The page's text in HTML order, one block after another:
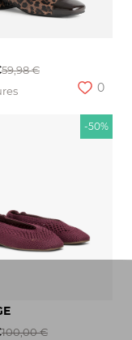
59,98 €
0
-50%
100,00 €